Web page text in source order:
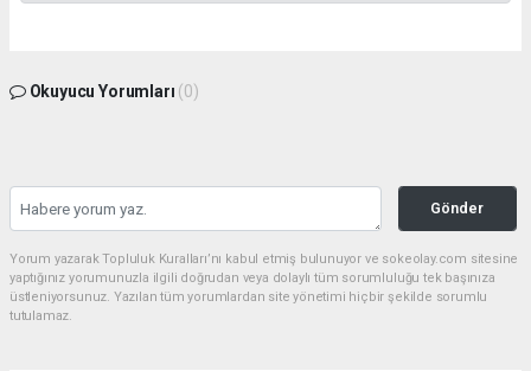
Okuyucu Yorumları (0)
Gönder
Yorum yazarak Topluluk Kuralları’nı kabul etmiş bulunuyor ve sokeolay.com sitesine
yaptığınız yorumunuzla ilgili doğrudan veya dolaylı tüm sorumluluğu tek başınıza
üstleniyorsunuz. Yazılan tüm yorumlardan site yönetimi hiçbir şekilde sorumlu
tutulamaz.